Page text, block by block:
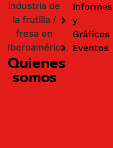
industria de
la frutilla /
fresa en
Iberoamérica.
Quienes
somos
Informes
y
Gráficos
Eventos